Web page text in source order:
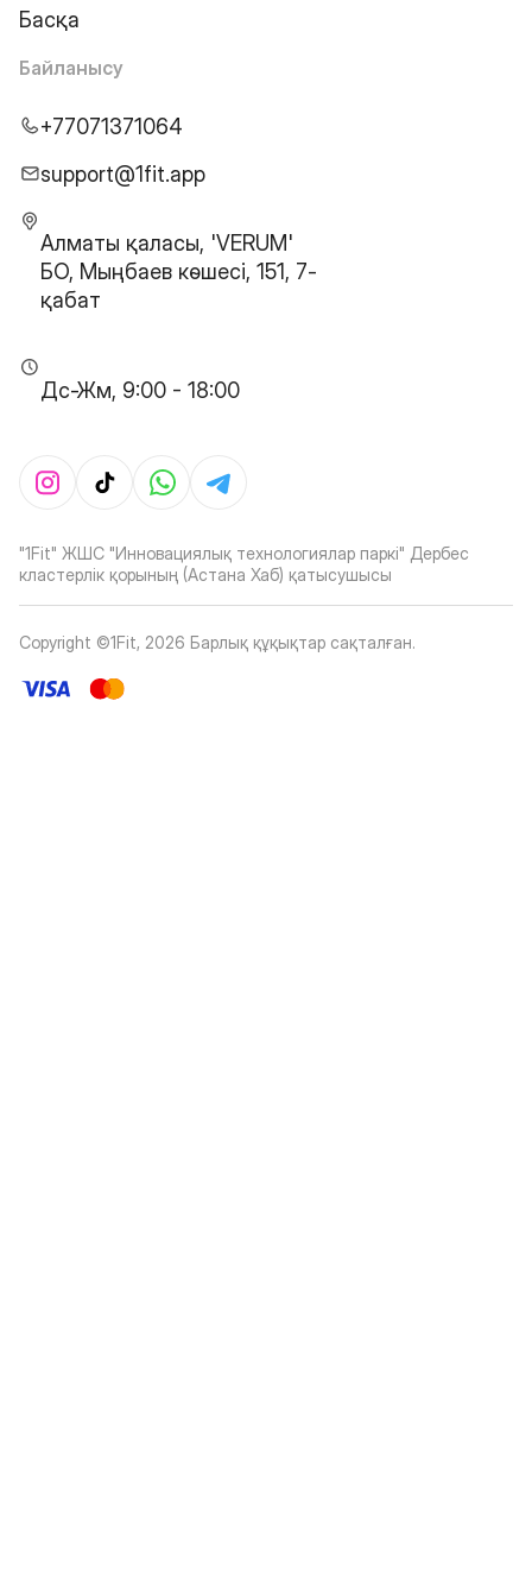
Басқа
Байланысу
+77071371064
support@1fit.app
Алматы қаласы, 'VERUM'
БО, Мыңбаев көшесі, 151, 7-
қабат
Дс-Жм, 9:00 - 18:00
"1Fit" ЖШС "Инновациялық технологиялар паркі" Дербес
кластерлік қорының (Астана Хаб) қатысушысы
Copyright ©1Fit, 2026 Барлық құқықтар сақталған.